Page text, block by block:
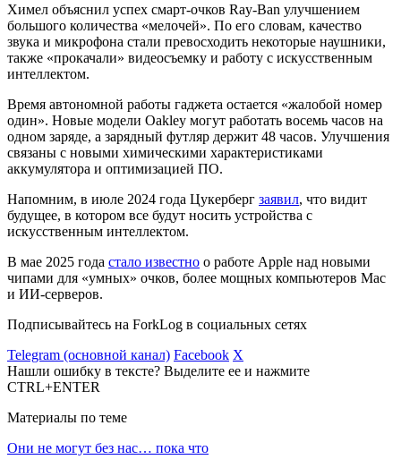
Химел объяснил успех смарт-очков Ray-Ban улучшением
большого количества «мелочей». По его словам, качество
звука и микрофона стали превосходить некоторые наушники,
также «прокачали» видеосъемку и работу с искусственным
интеллектом.
Время автономной работы гаджета остается «жалобой номер
один». Новые модели Oakley могут работать восемь часов на
одном заряде, а зарядный футляр держит 48 часов. Улучшения
связаны с новыми химическими характеристиками
аккумулятора и оптимизацией ПО.
Напомним, в июле 2024 года Цукерберг заявил, что видит
будущее, в котором все будут носить устройства с
искусственным интеллектом.
В мае 2025 года стало известно о работе Apple над новыми
чипами для «умных» очков, более мощных компьютеров Mac
и ИИ-серверов.
Подписывайтесь на ForkLog в социальных сетях
Telegram (основной канал) Facebook X
Нашли ошибку в тексте? Выделите ее и нажмите
CTRL+ENTER
Материалы по теме
Они не могут без нас… пока что